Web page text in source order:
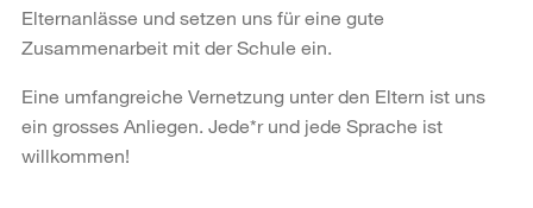
Elternanlässe und setzen uns für eine gute
Zusammenarbeit mit der Schule ein.
Eine umfangreiche Vernetzung unter den Eltern ist uns
ein grosses Anliegen. Jede*r und jede Sprache ist
willkommen!